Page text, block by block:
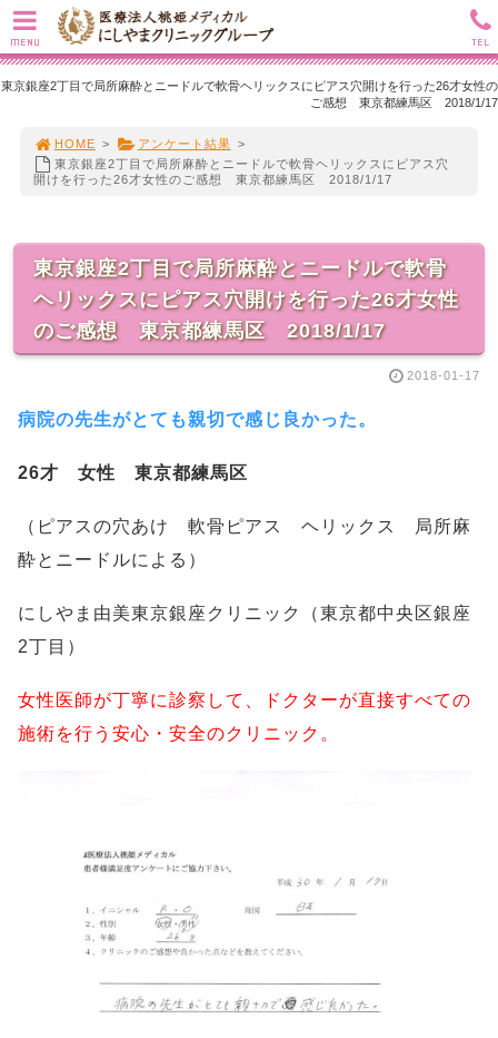
東京銀座2丁目で局所麻酔とニードルで軟骨ヘリックスにピアス穴開けを行った26才女性の
ご感想 東京都練馬区 2018/1/17
HOME > アンケート結果 >
東京銀座2丁目で局所麻酔とニードルで軟骨ヘリックスにピアス穴
開けを行った26才女性のご感想 東京都練馬区 2018/1/17
東京銀座2丁目で局所麻酔とニードルで軟骨
ヘリックスにピアス穴開けを行った26才女性
のご感想 東京都練馬区 2018/1/17
2018-01-17
病院の先生がとても親切で感じ良かった。
26才 女性 東京都練馬区
（ピアスの穴あけ 軟骨ピアス ヘリックス 局所麻
酔とニードルによる）
にしやま由美東京銀座クリニック（東京都中央区銀座
2丁目）
女性医師が丁寧に診察して、ドクターが直接すべての
施術を行う安心・安全のクリニック。
MENU TEL